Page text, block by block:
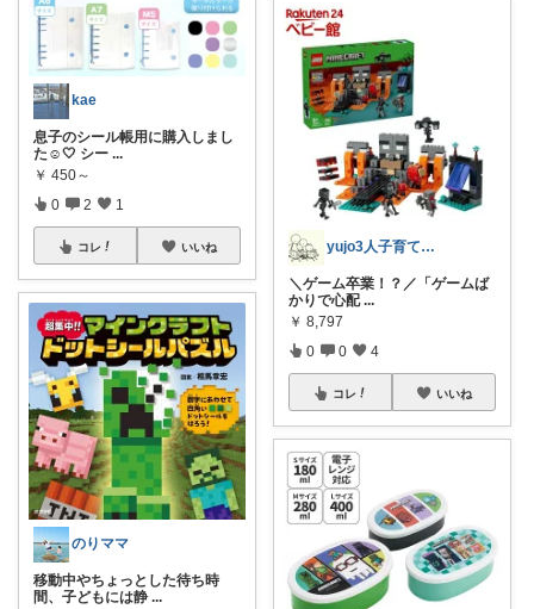
kae
息子のシール帳用に購入しまし
た☺️🤍 シー ...
￥ 450～
0 2 1
コレ いいね
のりママ
移動中やちょっとした待ち時
間、子どもには静 ...
yujo3人子育て@楽々知育,受験＋糖質
＼ゲーム卒業！？／ ​「ゲームば
かりで心配 ...
￥ 8,797
0 0 4
コレ いいね